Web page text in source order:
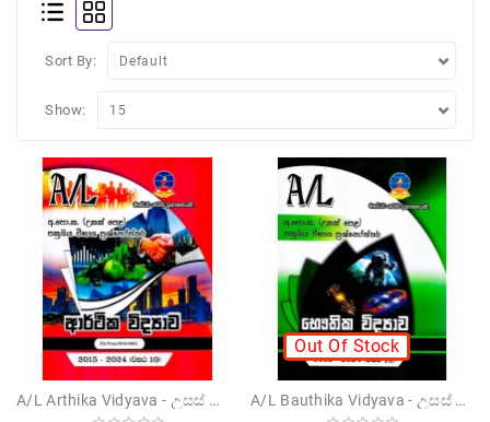
Detective
Novels
Books
Novels
Poetry
Books
Positive
Thinking
Recipes
Books
Sort By:
Show:
A/L Arthika Vidyava - උසස් පෙළ ආර්ථික විද්‍යාව
Out Of Stock
A/L Bauthika Vidyava - උසස් පෙළ භෞතික විද්‍යාව